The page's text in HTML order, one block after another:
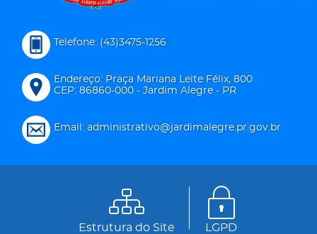
Telefone: (43)3475-1256
Endereço: Praça Mariana Leite Félix, 800
CEP: 86860-000 - Jardim Alegre - PR
Email: administrativo@jardimalegre.pr.gov.br
Estrutura do Site LGPD